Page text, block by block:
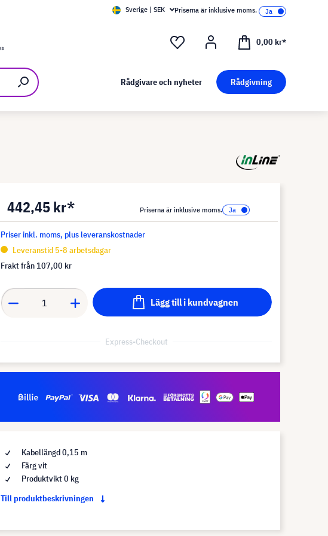
Sverige | SEK Priserna är inklusive moms.
0,00 kr*
Rådgivare och nyheter Rådgivning
442,45 kr* Priserna är inklusive moms.
Priser inkl. moms, plus leveranskostnader
Leveranstid 5-8 arbetsdagar
Frakt från 107,00 kr
Lägg till i kundvagnen
Express-Checkout
Kabellängd 0,15 m
Färg vit
Produktvikt 0 kg
Till produktbeskrivningen